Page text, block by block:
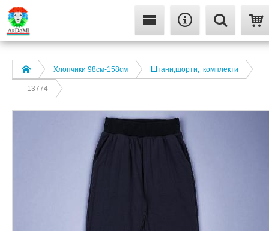
Хлопчики 98см-158см Штани,шорти, комплекти
13774